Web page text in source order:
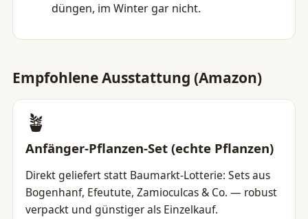
düngen, im Winter gar nicht.
Empfohlene Ausstattung (Amazon)
🪴
Anfänger-Pflanzen-Set (echte Pflanzen)
Direkt geliefert statt Baumarkt-Lotterie: Sets aus
Bogenhanf, Efeutute, Zamioculcas & Co. — robust
verpackt und günstiger als Einzelkauf.